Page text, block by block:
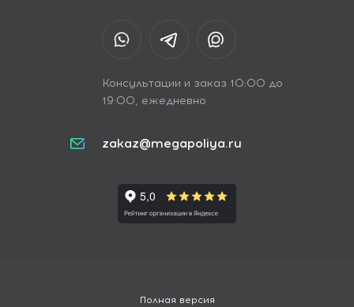
Консультации и заказ 10:00 до
19:00, ежедневно
zakaz@megapoliya.ru
Полная версия